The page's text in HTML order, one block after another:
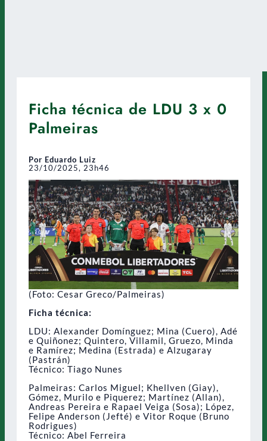
Ficha técnica de LDU 3 x 0
Palmeiras
Por Eduardo Luiz
23/10/2025, 23h46
(Foto: Cesar Greco/Palmeiras)
Ficha técnica:
LDU: Alexander Domínguez; Mina (Cuero), Adé
e Quiñonez; Quintero, Villamil, Gruezo, Minda
e Ramírez; Medina (Estrada) e Alzugaray
(Pastrán)
Técnico: Tiago Nunes
Palmeiras: Carlos Miguel; Khellven (Giay),
Gómez, Murilo e Piquerez; Martínez (Allan),
Andreas Pereira e Rapael Veiga (Sosa); López,
Felipe Anderson (Jefté) e Vitor Roque (Bruno
Rodrigues)
Técnico: Abel Ferreira